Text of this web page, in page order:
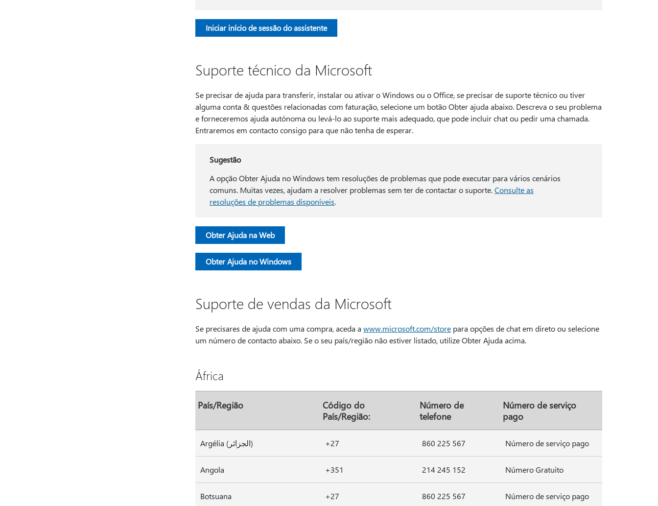
Iniciar início de sessão do assistente
Suporte técnico da Microsoft
Se precisar de ajuda para transferir, instalar ou ativar o Windows ou o Office, se precisar de suporte técnico ou tiver
alguma conta & questões relacionadas com faturação, selecione um botão Obter ajuda abaixo. Descreva o seu problema
e forneceremos ajuda autónoma ou levá-lo ao suporte mais adequado, que pode incluir chat ou pedir uma chamada.
Entraremos em contacto consigo para que não tenha de esperar.
Sugestão
A opção Obter Ajuda no Windows tem resoluções de problemas que pode executar para vários cenários
comuns. Muitas vezes, ajudam a resolver problemas sem ter de contactar o suporte.Consulte as
resoluções de problemas disponíveis.
Obter Ajuda na Web
Obter Ajuda no Windows
Suporte de vendas da Microsoft
Se precisares de ajuda com uma compra, aceda a www.microsoft.com/store para opções de chat em direto ou selecione
um número de contacto abaixo. Se o seu país/região não estiver listado, utilize Obter Ajuda acima.
África
País/Região
Código do
País/Região:
Número de
telefone
Número de serviço
pago
Argélia (الجزائر) +27 860 225 567 Número de serviço pago
Angola +351 214 245 152 Número Gratuito
Botsuana +27 860 225 567 Número de serviço pago